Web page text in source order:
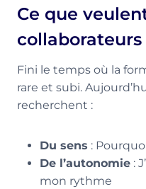
Ce que
collaborateurs
Fini le temps où la
rare et subi.
recherchent :
Du sens :
De l’autonomie :
mon rythme